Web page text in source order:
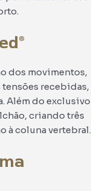
dos movimentos,
recebidas,
Além do exclusivo
criando três
à coluna vertebral.